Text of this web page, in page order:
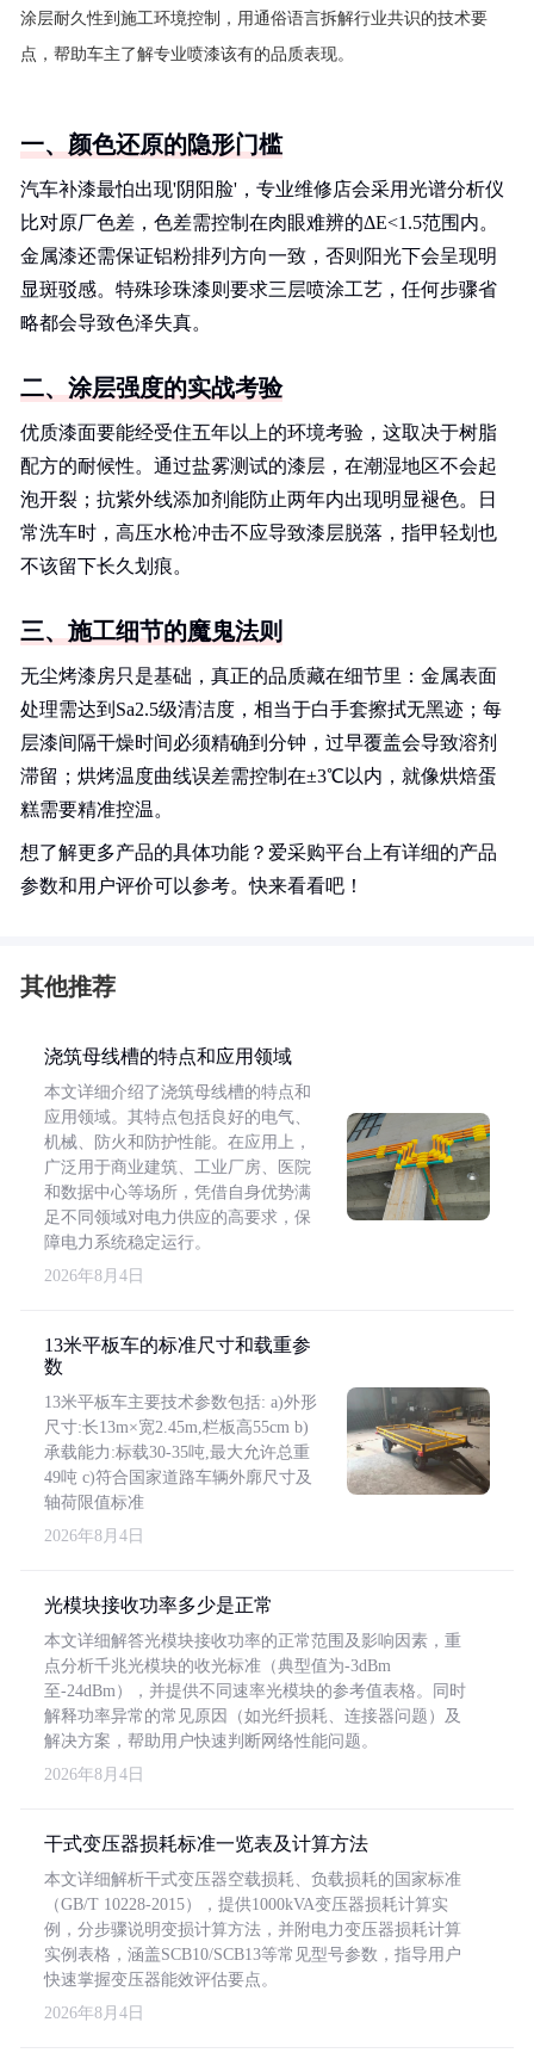
涂层耐久性到施工环境控制，用通俗语言拆解行业共识的技术要
点，帮助车主了解专业喷漆该有的品质表现。
一、颜色还原的隐形门槛
汽车补漆最怕出现'阴阳脸'，专业维修店会采用光谱分析仪
比对原厂色差，色差需控制在肉眼难辨的ΔE<1.5范围内。
金属漆还需保证铝粉排列方向一致，否则阳光下会呈现明
显斑驳感。特殊珍珠漆则要求三层喷涂工艺，任何步骤省
略都会导致色泽失真。
二、涂层强度的实战考验
优质漆面要能经受住五年以上的环境考验，这取决于树脂
配方的耐候性。通过盐雾测试的漆层，在潮湿地区不会起
泡开裂；抗紫外线添加剂能防止两年内出现明显褪色。日
常洗车时，高压水枪冲击不应导致漆层脱落，指甲轻划也
不该留下长久划痕。
三、施工细节的魔鬼法则
无尘烤漆房只是基础，真正的品质藏在细节里：金属表面
处理需达到Sa2.5级清洁度，相当于白手套擦拭无黑迹；每
层漆间隔干燥时间必须精确到分钟，过早覆盖会导致溶剂
滞留；烘烤温度曲线误差需控制在±3℃以内，就像烘焙蛋
糕需要精准控温。
想了解更多产品的具体功能？爱采购平台上有详细的产品
参数和用户评价可以参考。快来看看吧！
其他推荐
浇筑母线槽的特点和应用领域
本文详细介绍了浇筑母线槽的特点和
应用领域。其特点包括良好的电气、
机械、防火和防护性能。在应用上，
广泛用于商业建筑、工业厂房、医院
和数据中心等场所，凭借自身优势满
足不同领域对电力供应的高要求，保
障电力系统稳定运行。
2026年8月4日
13米平板车的标准尺寸和载重参
数
13米平板车主要技术参数包括: a)外形
尺寸:长13m×宽2.45m,栏板高55cm b)
承载能力:标载30-35吨,最大允许总重
49吨 c)符合国家道路车辆外廓尺寸及
轴荷限值标准
2026年8月4日
光模块接收功率多少是正常
本文详细解答光模块接收功率的正常范围及影响因素，重
点分析千兆光模块的收光标准（典型值为-3dBm
至-24dBm），并提供不同速率光模块的参考值表格。同时
解释功率异常的常见原因（如光纤损耗、连接器问题）及
解决方案，帮助用户快速判断网络性能问题。
2026年8月4日
干式变压器损耗标准一览表及计算方法
本文详细解析干式变压器空载损耗、负载损耗的国家标准
（GB/T 10228-2015），提供1000kVA变压器损耗计算实
例，分步骤说明变损计算方法，并附电力变压器损耗计算
实例表格，涵盖SCB10/SCB13等常见型号参数，指导用户
快速掌握变压器能效评估要点。
2026年8月4日